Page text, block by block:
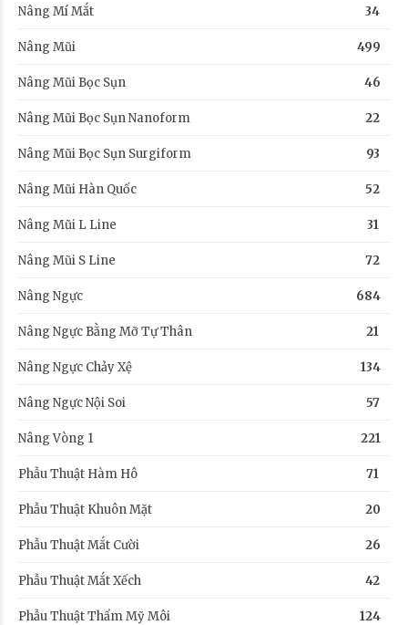
Nâng Mí Mắt 34
Nâng Mũi 499
Nâng Mũi Bọc Sụn 46
Nâng Mũi Bọc Sụn Nanoform 22
Nâng Mũi Bọc Sụn Surgiform 93
Nâng Mũi Hàn Quốc 52
Nâng Mũi L Line 31
Nâng Mũi S Line 72
Nâng Ngực 684
Nâng Ngực Bằng Mỡ Tự Thân 21
Nâng Ngực Chảy Xệ 134
Nâng Ngực Nội Soi 57
Nâng Vòng 1 221
Phẫu Thuật Hàm Hô 71
Phẫu Thuật Khuôn Mặt 20
Phẫu Thuật Mắt Cười 26
Phẫu Thuật Mắt Xếch 42
Phẫu Thuật Thẩm Mỹ Môi 124